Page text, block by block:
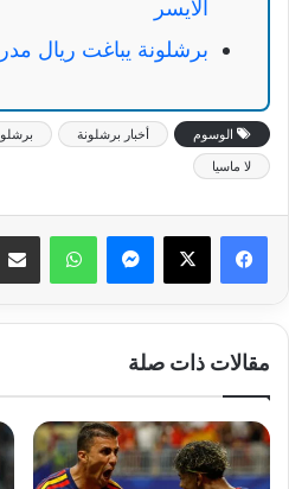
الأيسر
برشلونة يباغت ريال
الوسوم أخبار برشلونة
لا ماسيا
ماسنجر واتساب
مقالات ذات صلة